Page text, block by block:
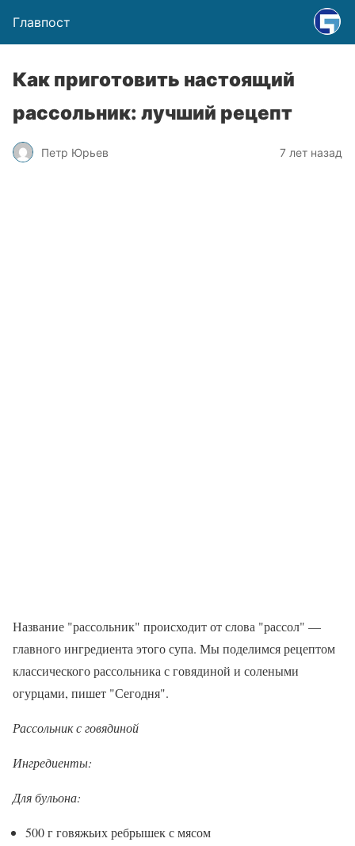
Главпост
Как приготовить настоящий
рассольник: лучший рецепт
Петр Юрьев 7 лет назад
Название "рассольник" происходит от слова "рассол" —
главного ингредиента этого супа. Мы поделимся рецептом
классического рассольника с говядиной и солеными
огурцами, пишет "Сегодня".
Рассольник с говядиной
Ингредиенты:
Для бульона:
500 г говяжьих ребрышек с мясом